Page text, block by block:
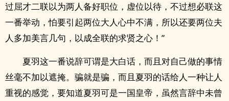
过屈才二联以为两人备好职位，虚位以待，不过想必联这
一番举动，怕要引起两位大人心中不满，所以还要两位夫
人多加美言几句，以成全联的求贤之心！”
夏羽这一番说辞可谓是大白话，而且对自己做的事情
丝毫不加以遮掩。骗就是骗，而且夏羽的话给人一种让人
重视的感觉，要知道夏羽可是一国皇帝，虽然言辞中未曾